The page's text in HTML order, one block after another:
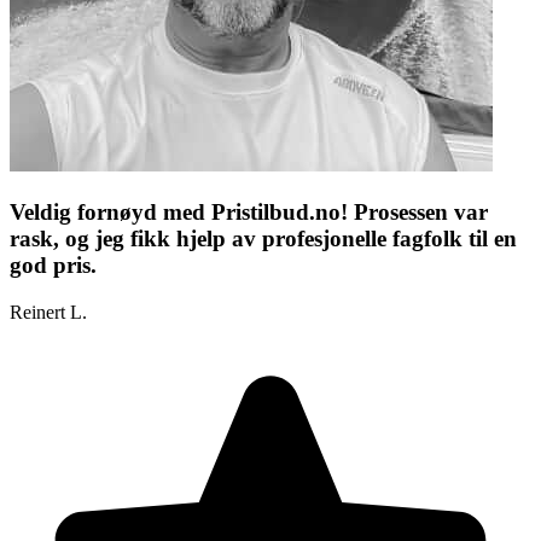
Veldig fornøyd med Pristilbud.no! Prosessen var
rask, og jeg fikk hjelp av profesjonelle fagfolk til en
god pris.
Reinert L.